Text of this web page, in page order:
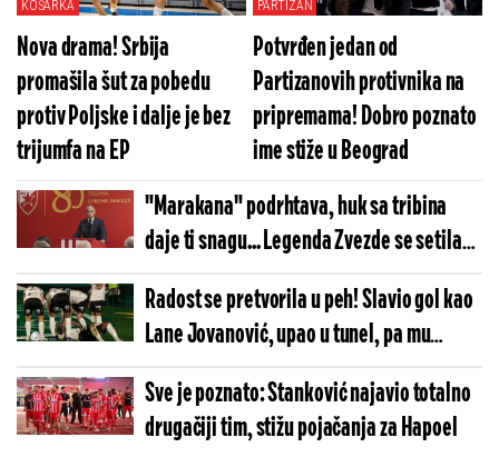
KOŠARKA
Nova drama! Srbija
promašila šut za pobedu
protiv Poljske i dalje je bez
trijumfa na EP
PARTIZAN
Potvrđen jedan od
Partizanovih protivnika na
pripremama! Dobro poznato
ime stiže u Beograd
"Marakana" podrhtava, huk sa tribina
daje ti snagu... Legenda Zvezde se setila
preokreta protiv Bazela
Radost se pretvorila u peh! Slavio gol kao
Lane Jovanović, upao u tunel, pa mu
pogodak poništen
Sve je poznato: Stanković najavio totalno
drugačiji tim, stižu pojačanja za Hapoel